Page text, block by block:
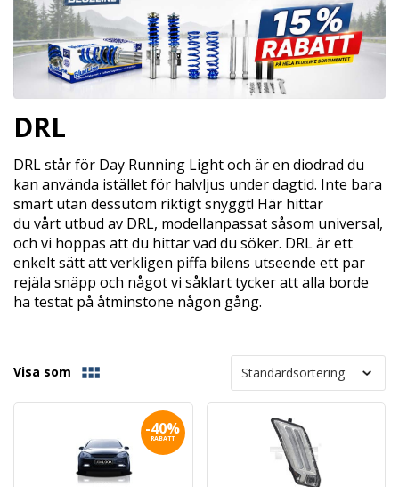
DRL
DRL står för Day Running Light och är en diodrad du
kan använda istället för halvljus under dagtid. Inte bara
smart utan dessutom riktigt snyggt! Här hittar
du vårt utbud av DRL, modellanpassat såsom universal,
och vi hoppas att du hittar vad du söker. DRL är ett
enkelt sätt att verkligen piffa bilens utseende ett par
rejäla snäpp och något vi såklart tycker att alla borde
ha testat på åtminstone någon gång.
Visa som
-40%
RABATT